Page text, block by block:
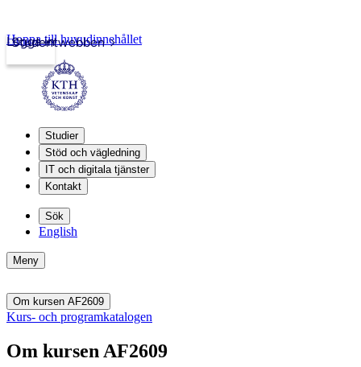
Studentwebben
Logga in
Hoppa till huvudinnehållet
Studier
Stöd och vägledning
IT och digitala tjänster
Kontakt
Sök
English
Meny
Om kursen AF2609
Kurs- och programkatalogen
Om kursen AF2609